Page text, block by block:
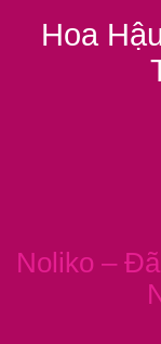
Hoa
Noliko –